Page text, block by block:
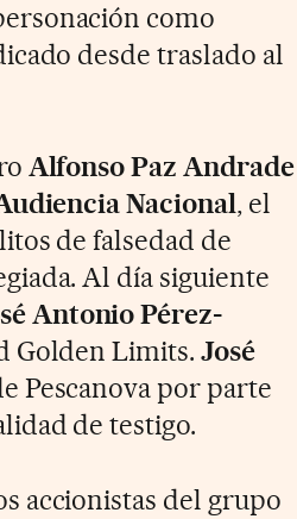
como
desde traslado al
Alfonso Paz Andrade
Nacional, el
de falsedad de
Al día siguiente
Antonio Pérez-
Golden Limits.José
Pescanova por parte
de testigo.
accionistas del grupo